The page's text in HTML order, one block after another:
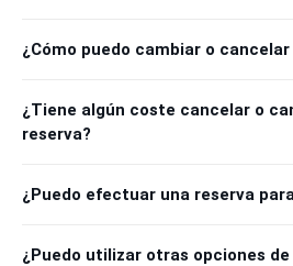
¿Cómo puedo cambiar o
¿Tiene algún coste cancelar o
reserva?
¿Puedo efectuar una reserva
¿Puedo utilizar otras opciones de